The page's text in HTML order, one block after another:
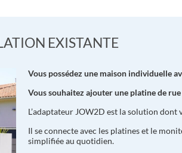
EXISTANTE
Vous possédez une maison individuelle
Vous souhaitez ajouter une platine de
L’adaptateur JOW2D est la solution dont
Il se connecte avec les platines et le
simplifiée au quotidien.